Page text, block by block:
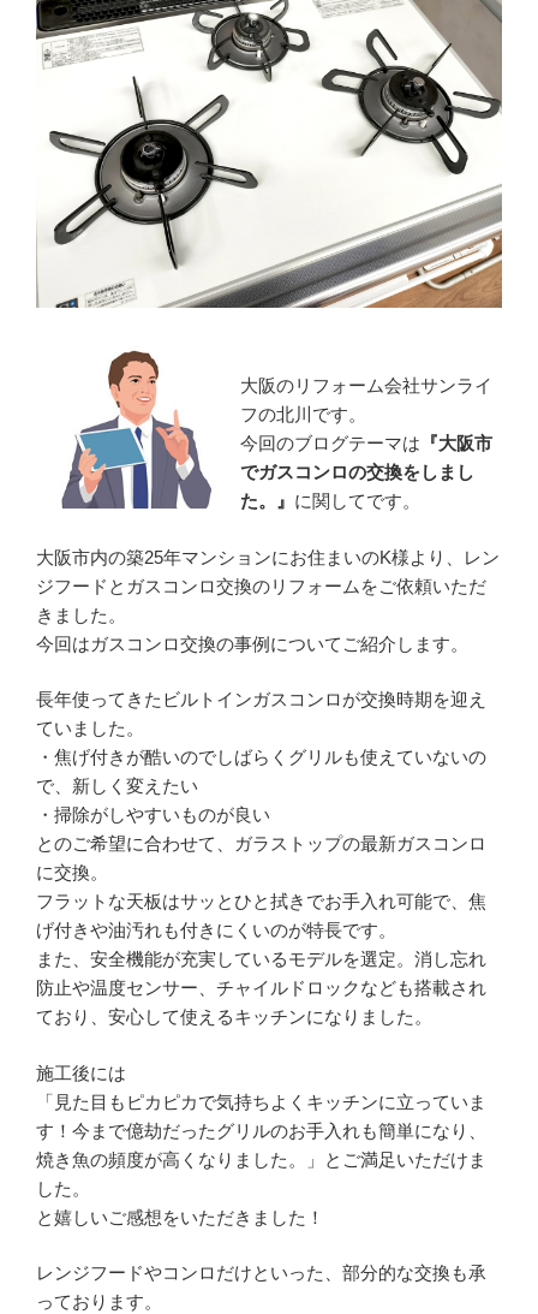
大阪のリフォーム会社サンライ
フの北川です。
今回のブログテーマは 『大阪市
でガスコンロの交換をしまし
た。』 に関してです。
大阪市内の築25年マンションにお住まいのK様より、レン
ジフードとガスコンロ交換のリフォームをご依頼いただ
きました。
今回はガスコンロ交換の事例についてご紹介します。
長年使ってきたビルトインガスコンロが交換時期を迎え
ていました。
・焦げ付きが酷いのでしばらくグリルも使えていないの
で、新しく変えたい
・掃除がしやすいものが良い
とのご希望に合わせて、ガラストップの最新ガスコンロ
に交換。
フラットな天板はサッとひと拭きでお手入れ可能で、焦
げ付きや油汚れも付きにくいのが特長です。
また、安全機能が充実しているモデルを選定。消し忘れ
防止や温度センサー、チャイルドロックなども搭載され
ており、安心して使えるキッチンになりました。
施工後には
「見た目もピカピカで気持ちよくキッチンに立っていま
す！今まで億劫だったグリルのお手入れも簡単になり、
焼き魚の頻度が高くなりました。」とご満足いただけま
した。
と嬉しいご感想をいただきました！
レンジフードやコンロだけといった、部分的な交換も承
っております。